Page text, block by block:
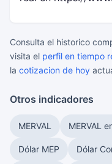
Consulta el historico
visita el perfil en tiempo
la cotizacion de hoy
Otros indicadores
MERVAL MERVAL
Dólar MEP Dólar